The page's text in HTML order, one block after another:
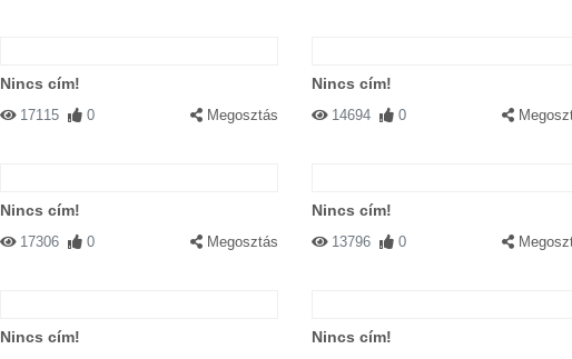
Nincs cím!
17115 0 Megosztás
Nincs cím!
14694 0
Nincs cím!
17306 0 Megosztás
Nincs cím!
13796 0
Nincs cím! Nincs cím!